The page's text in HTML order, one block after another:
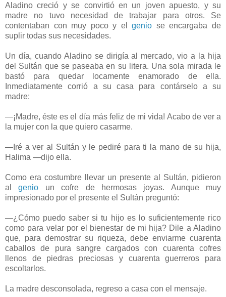
Aladino creció y se convirtió en un joven apuesto, y su
madre no tuvo necesidad de trabajar para otros. Se
contentaban con muy poco y elgenio se encargaba de
suplir todas sus necesidades.
Un día, cuando Aladino se dirigía al mercado, vio a la hija
del Sultán que se paseaba en su litera. Una sola mirada le
bastó para quedar locamente enamorado de ella.
Inmediatamente corrió a su casa para contárselo a su
madre:
—¡Madre, éste es el día más feliz de mi vida! Acabo de ver a
la mujer con la que quiero casarme.
—Iré a ver al Sultán y le pediré para ti la mano de su hija,
Halima —dijo ella.
Como era costumbre llevar un presente al Sultán, pidieron
algenio un cofre de hermosas joyas. Aunque muy
impresionado por el presente el Sultán preguntó:
—¿Cómo puedo saber si tu hijo es lo suficientemente rico
como para velar por el bienestar de mi hija? Dile a Aladino
que, para demostrar su riqueza, debe enviarme cuarenta
caballos de pura sangre cargados con cuarenta cofres
llenos de piedras preciosas y cuarenta guerreros para
escoltarlos.
La madre desconsolada, regreso a casa con el mensaje.